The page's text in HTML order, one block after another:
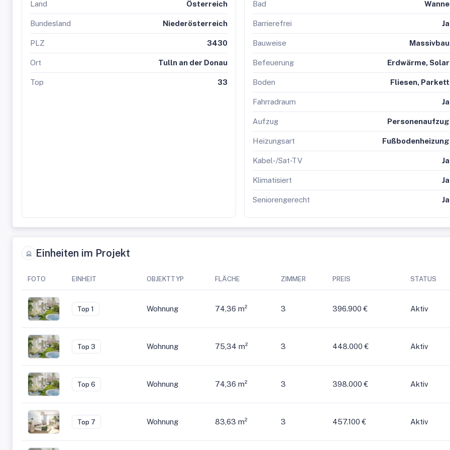
Land Österreich
Bundesland Niederösterreich
PLZ 3430
Ort Tulln an der Donau
Top 33
Bad Wanne
Barrierefrei Ja
Bauweise Massivbau
Befeuerung Erdwärme, Solar
Boden Fliesen, Parkett
Fahrradraum Ja
Aufzug Personenaufzug
Heizungsart Fußbodenheizung
Kabel-/Sat-TV Ja
Klimatisiert Ja
Seniorengerecht Ja
Einheiten im Projekt
FOTO EINHEIT OBJEKTTYP FLÄCHE ZIMMER PREIS STATUS
Top 1 Wohnung 74,36 m² 3 396.900 € Aktiv
Top 3 Wohnung 75,34 m² 3 448.000 € Aktiv
Top 6 Wohnung 74,36 m² 3 398.000 € Aktiv
Top 7 Wohnung 83,63 m² 3 457.100 € Aktiv